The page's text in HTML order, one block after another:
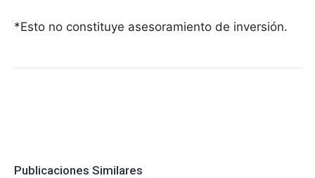
*Esto no constituye asesoramiento de inversión.
Publicaciones Similares